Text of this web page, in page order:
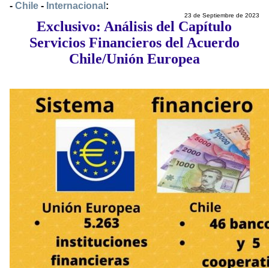
- Chile - Internacional :
23 de Septiembre de 2023
Exclusivo: Análisis del Capítulo
Servicios Financieros del Acuerdo
Chile/Unión Europea